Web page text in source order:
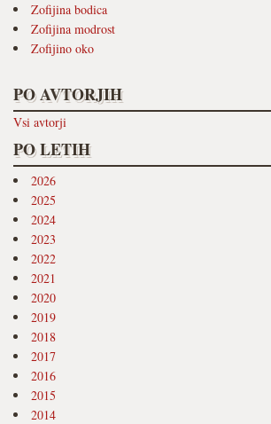
Zofijina bodica
Zofijina modrost
Zofijino oko
PO AVTORJIH
Vsi avtorji
PO LETIH
2026
2025
2024
2023
2022
2021
2020
2019
2018
2017
2016
2015
2014